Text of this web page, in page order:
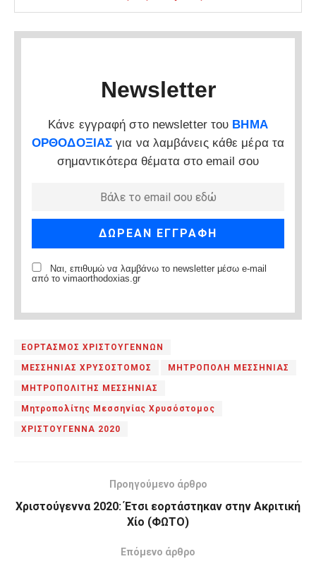
Newsletter
Κάνε εγγραφή στο newsletter του ΒΗΜΑ
ΟΡΘΟΔΟΞΙΑΣ για να λαμβάνεις κάθε μέρα τα
σημαντικότερα θέματα στο email σου
Ναι, επιθυμώ να λαμβάνω το newsletter μέσω e-mail
από το vimaorthodoxias.gr
ΕΟΡΤΑΣΜΟΣ ΧΡΙΣΤΟΥΓΕΝΝΩΝ
ΜΕΣΣΗΝΙΑΣ ΧΡΥΣΟΣΤΟΜΟΣ ΜΗΤΡΟΠΟΛΗ ΜΕΣΣΗΝΙΑΣ
ΜΗΤΡΟΠΟΛΙΤΗΣ ΜΕΣΣΗΝΙΑΣ
Μητροπολίτης Μεσσηνίας Χρυσόστομος
ΧΡΙΣΤΟΥΓΕΝΝΑ 2020
Προηγούμενο άρθρο
Χριστούγεννα 2020: Έτσι εορτάστηκαν στην Ακριτική
Χίο (ΦΩΤΟ)
Επόμενο άρθρο